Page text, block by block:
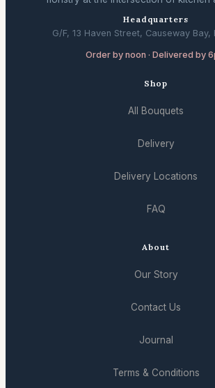
Headquarters
G/F, 13 Haven Street, Causeway Bay,
Order by noon · Delivered by
Shop
All Bouquets
Delivery
Delivery Locations
FAQ
About
Our Story
Contact Us
Journal
Terms & Conditions